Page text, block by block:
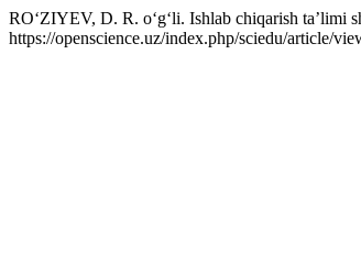
RO‘ZIYEV, D. R. o‘g‘li. Ishlab chiqarish ta’limi
https://openscience.uz/index.php/sciedu/article/